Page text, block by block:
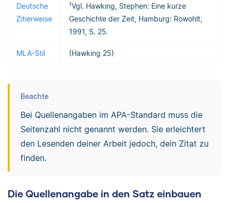
Deutsche
Zitierweise
1Vgl. Hawking, Stephen: Eine kurze
Geschichte der Zeit, Hamburg: Rowohlt,
1991, S. 25.
MLA-Stil (Hawking 25)
Beachte
Bei Quellenangaben im APA-Standard muss die
Seitenzahl nicht genannt werden. Sie erleichtert
den Lesenden deiner Arbeit jedoch, dein Zitat zu
finden.
Die Quellenangabe in den Satz einbauen